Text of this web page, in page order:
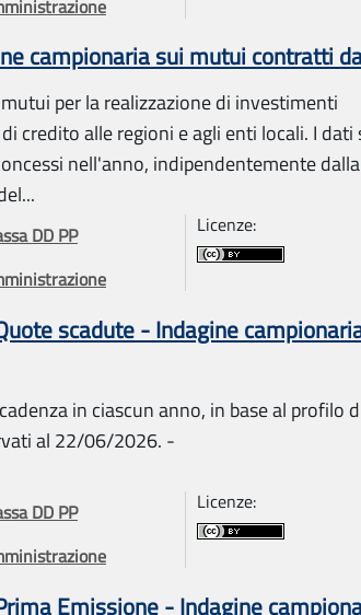
campionaria sui mutui contratti
per la realizzazione di investimenti
credito alle regioni e agli enti locali. I dati
nell'anno, indipendentemente dalla
DD PP
Licenze:
scadute - Indagine
in ciascun anno, in base al profilo
al 22/06/2026. -
DD PP
Licenze:
Emissione - Indagine